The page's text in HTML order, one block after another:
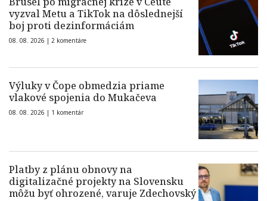
vyzval Metu a TikTok na dôslednejší
boj proti dezinformáciám
08. 08. 2026 | 2 komentáre
Výluky v Čope obmedzia priame
vlakové spojenia do Mukačeva
08. 08. 2026 | 1 komentár
Platby z plánu obnovy na
digitalizačné projekty na Slovensku
môžu byť ohrozené, varuje Zdechovský